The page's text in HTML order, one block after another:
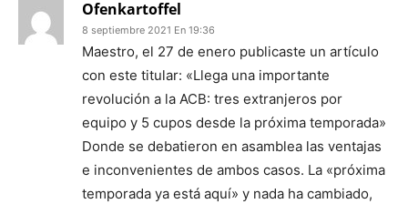
Ofenkartoffel
8 septiembre 2021 En 19:36
Maestro, el 27 de enero publicaste un artículo
con este titular: «Llega una importante
revolución a la ACB: tres extranjeros por
equipo y 5 cupos desde la próxima temporada»
Donde se debatieron en asamblea las ventajas
e inconvenientes de ambos casos. La «próxima
temporada ya está aquí» y nada ha cambiado,